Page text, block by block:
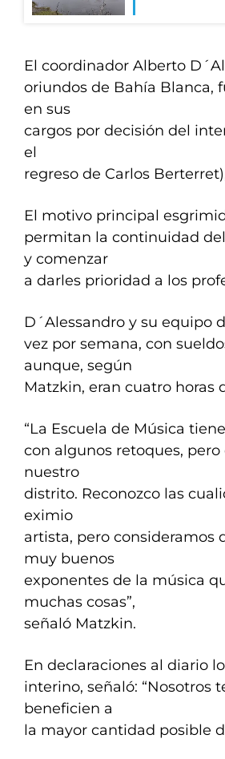
El coordinador Alberto
oriundos de Bahía Blanca,
en sus
cargos por decisión del
el
regreso de Carlos
El motivo principal
permitan la continuidad
y comenzar
a darles prioridad a los
D´Alessandro y su equipo
vez por semana, con
aunque, según
Matzkin, eran cuatro horas
“La Escuela de Música
con algunos retoques,
nuestro
distrito. Reconozco las
eximio
artista, pero consideramos
muy buenos
exponentes de la música
muchas cosas”,
señaló Matzkin.
En declaraciones al diario
interino, señaló: “Nosotros
beneficien a
la mayor cantidad posible